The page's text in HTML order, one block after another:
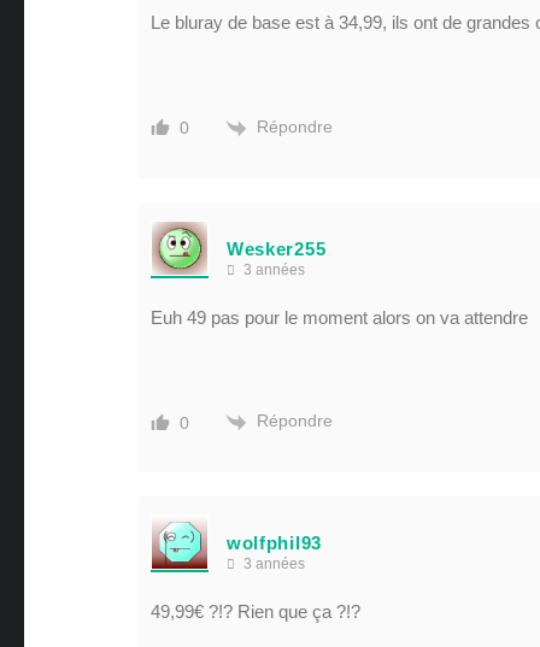
Le bluray de base est à 34,99, ils ont de
0 Répondre
Wesker255
3 années
Euh 49 pas pour le moment alors on va attendre
0 Répondre
wolfphil93
3 années
49,99€ ?!? Rien que ça ?!?